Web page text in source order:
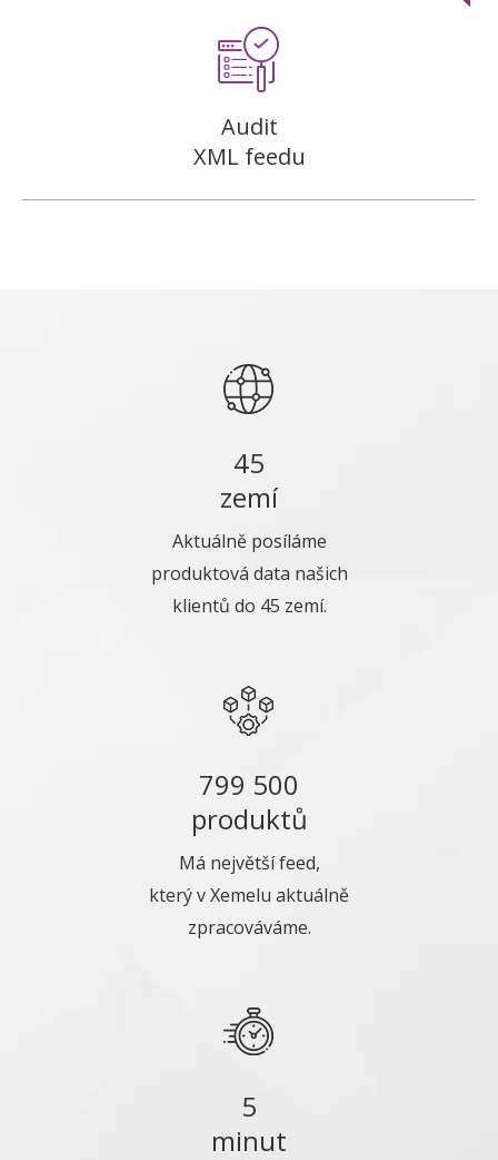
Audit
XML feedu
45
zemí
Aktuálně posíláme
produktová data našich
klientů do 45 zemí.
799 500
produktů
Má největší feed,
který v Xemelu aktuálně
zpracováváme.
5
minut